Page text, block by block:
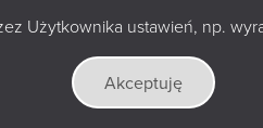
Użytkownika ustawień, np.
Akceptuję
zwycięski